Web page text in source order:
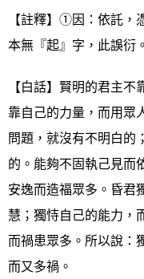
【註釋】①因：依託
本無『起』字，此誤衍
【白話】賢明的君主
靠自己的力量，而用眾
問題，就沒有不明白的
的。能夠不固執己見而
安逸而造福眾多。昏君
慧；獨恃自己的能力，
而禍患眾多。所以說：
而又多禍。